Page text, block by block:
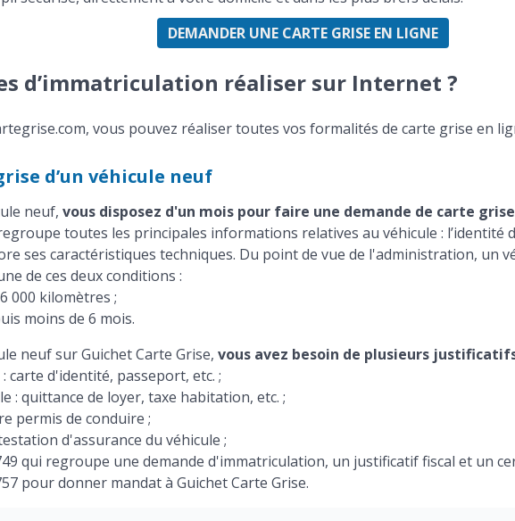
DEMANDER UNE CARTE GRISE EN LIGNE
d’immatriculation réaliser sur Internet ?
vous pouvez réaliser toutes vos formalités de carte grise en
d’un véhicule neuf
neuf, vous disposez d'un mois pour faire une demande de carte grise
toutes les principales informations relatives au véhicule :
ses caractéristiques techniques. Du point de vue de l'administration, un
de ces deux conditions :
000 kilomètres ;
moins de 6 mois.
neuf sur Guichet Carte Grise, vous avez besoin de plusieurs
carte d'identité, passeport, etc. ;
: quittance de loyer, taxe habitation, etc. ;
permis de conduire ;
d'assurance du véhicule ;
qui regroupe une demande d'immatriculation, un justificatif fiscal et un
pour donner mandat à Guichet Carte Grise.